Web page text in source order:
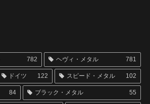
782 ヘヴィ・メタル 781
ドイツ 122 スピード・メタル 102
84 ブラック・メタル 55